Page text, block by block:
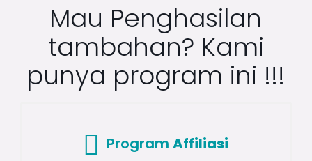
Mau Penghasilan
tambahan? Kami
punya program ini !!!
ProgramAffiliasi